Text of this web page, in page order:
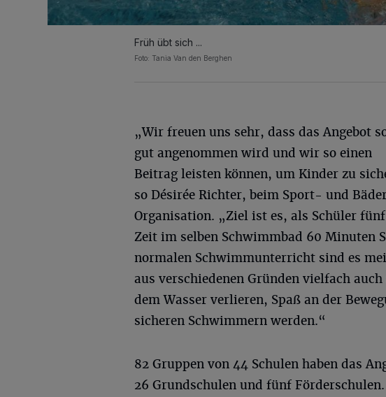
Früh übt sich ...
Foto: Tania Van den Berghen
„Wir freuen uns sehr, dass das Angebot
gut angenommen wird und wir so einen
Beitrag leisten können, um Kinder zu
so Désirée Richter, beim Sport- und
Organisation. „Ziel ist es, als Schüler
Zeit im selben Schwimmbad 60 Minuten
normalen Schwimmunterricht sind es
aus verschiedenen Gründen vielfach
dem Wasser verlieren, Spaß an der
sicheren Schwimmern werden.“
82 Gruppen von 44 Schulen haben das
26 Grundschulen und fünf